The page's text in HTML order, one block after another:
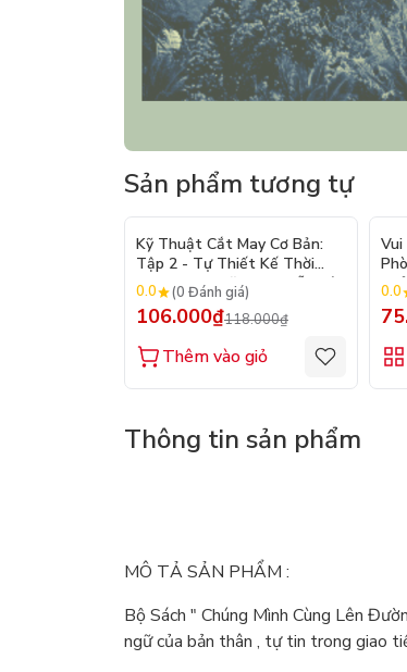
Sản phẩm tương tự
- 10%
Kỹ Thuật Cắt May Cơ Bản:
Tập 2 - Tự Thiết Kế Thời
Trang Nam Nữ - Tạo Mẫu Rập
- Kỹ Thuật Nhảy Size
0.0 (0 Đánh giá)
106.000₫118.000₫
Thêm vào giỏ
Vui
0.0
Thông tin sản phẩm
MÔ TẢ SẢN PHẨM :
Bộ Sách " Chúng Mình Cùng Lên
ngữ của bản thân , tự tin trong giao